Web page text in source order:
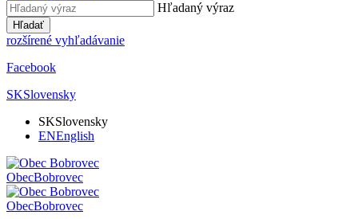
Hľadaný výraz
Hľadať
rozšírené vyhľadávanie
Facebook
SKSlovensky
SKSlovensky
ENEnglish
ObecBobrovec
ObecBobrovec